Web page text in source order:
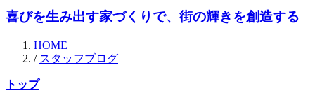
喜びを生み出す家づくりで、街の輝きを創造する
HOME
/ スタッフブログ
トップ